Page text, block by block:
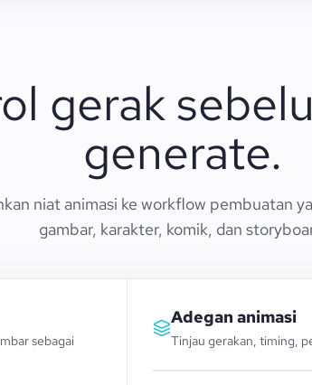
gerak
generate.
niat animasi ke workflow pembuatan
gambar, karakter, komik, dan
sebagai
Adegan animasi
Tinjau gerakan, timing,